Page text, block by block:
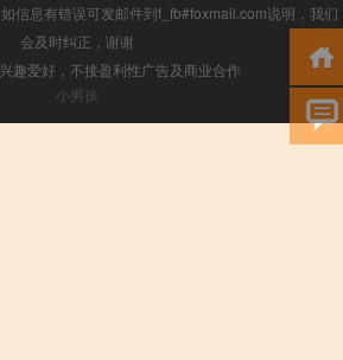
信息有错误可发邮件到f_fb#foxmail.com说明，我们
会及时纠正，谢谢
趣爱好，不接盈利性广告及商业合作
小男孩